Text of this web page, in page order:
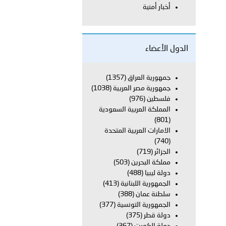
تطلع وفد الشرطة الإيطالية على منظومتي التأهيل الشرطي
تنظم حملة للتبرع بالدم في منطقة الظفرة تعزيزا للمسؤولية
الأميريين معالي النائب الأول لرئيس مجلس الوزراء
العام..
أعمال الاجتماع الثالث عشر للجنة رؤساء الاتحادات الرياضية
مع سفراء وممثلي دول ومنظمات دولية تنفيذ المرحلة الثانية
أخبار أمنية
الدول الأعضاء
جمهورية العراق (1357)
جمهورية مصر العربية (1038)
فلسطين(976)
المملكة العربية السعودية
(801)
الامارات العربية المتحدة
(740)
الجزائر (719)
مملكة البحرين (503)
دولة ليبيا (488)
الجمهورية اللبنانية (413)
سلطنة عمان (388)
الجمهورية التونسية (377)
دولة قطر (375)